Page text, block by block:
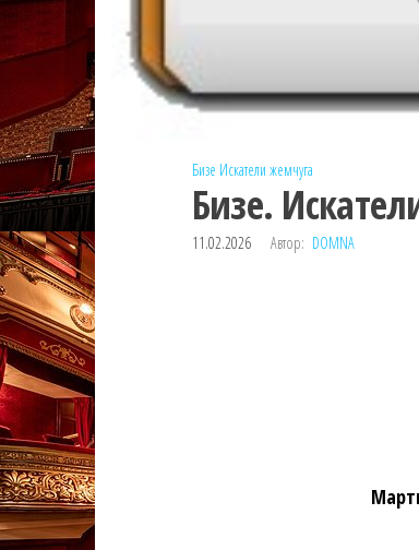
Бизе Искатели жемчуга
Бизе.
11.02.2026 Автор: DOMNA